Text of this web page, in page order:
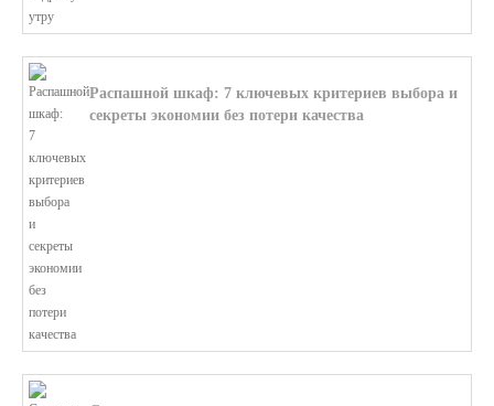
Распашной шкаф: 7 ключевых критериев выбора и
секреты экономии без потери качества